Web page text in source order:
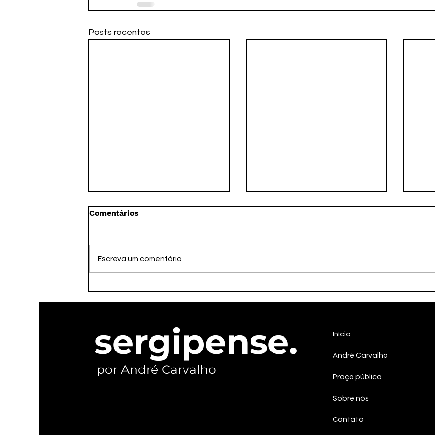
Posts recentes
Comentários
Escreva um comentário
sergipense.
por André Carvalho
Início
André Carvalho
Praça pública
Sobre nós
Contato